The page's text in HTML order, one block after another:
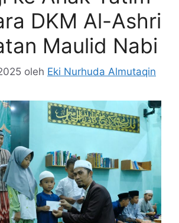
DKM Al-Ashri
Maulid Nabi
oleh Eki Nurhuda Almutaqin